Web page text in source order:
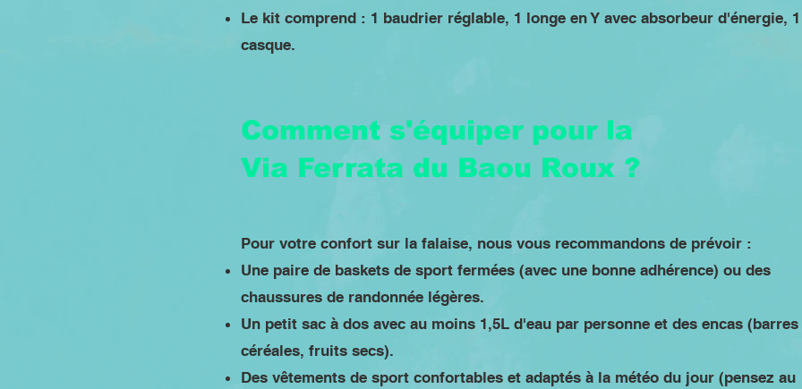
Le kit comprend : 1 baudrier réglable, 1 longe en Y avec absorbeur d'énergie, 1
casque.
Comment s'équiper pour la
Via Ferrata du Baou Roux ?
Pour votre confort sur la falaise, nous vous recommandons de prévoir :
Une paire de baskets de sport fermées (avec une bonne adhérence) ou des
chaussures de randonnée légères.
Un petit sac à dos avec au moins 1,5L d'eau par personne et des encas (barres
céréales, fruits secs).
Des vêtements de sport confortables et adaptés à la météo du jour (pensez au